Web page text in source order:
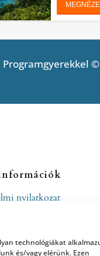
technológiákat
és/vagy elérünk. Ezen
Programgyerekkel
nyilatkozat
szabályzat